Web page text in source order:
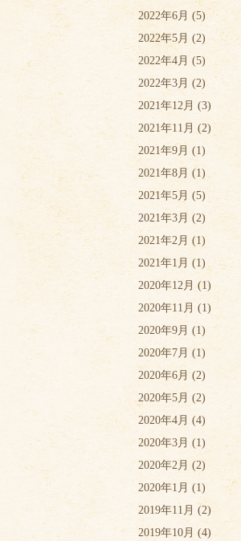
2022年6月 (5)
2022年5月 (2)
2022年4月 (5)
2022年3月 (2)
2021年12月 (3)
2021年11月 (2)
2021年9月 (1)
2021年8月 (1)
2021年5月 (5)
2021年3月 (2)
2021年2月 (1)
2021年1月(1)
2020年12月 (1)
2020年11月 (1)
2020年9月 (1)
2020年7月 (1)
2020年6月(2)
2020年5月 (2)
2020年4月 (4)
2020年3月 (1)
2020年2月 (2)
2020年1月 (1)
2019年11月 (2)
2019年10月(4)